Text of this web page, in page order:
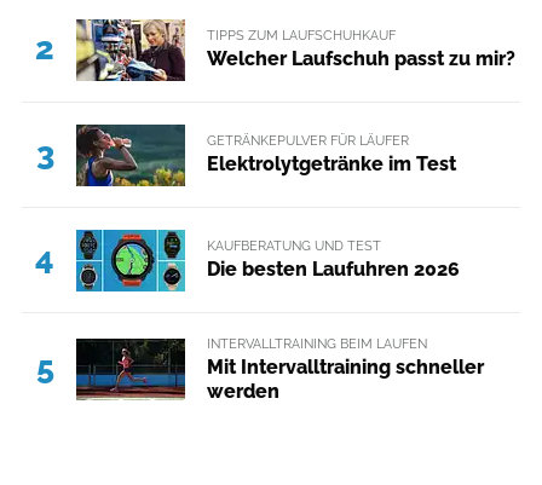
2 TIPPS ZUM LAUFSCHUHKAUF
Welcher Laufschuh passt zu mir?
3 GETRÄNKEPULVER FÜR LÄUFER
Elektrolytgetränke im Test
4 KAUFBERATUNG UND TEST
Die besten Laufuhren 2026
5
INTERVALLTRAINING BEIM LAUFEN
Mit Intervalltraining schneller
werden